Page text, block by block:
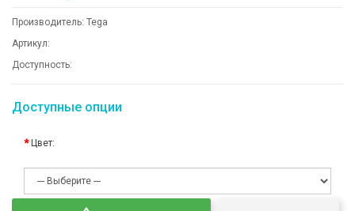
Производитель: Tega
Артикул:
Доступность:
Доступные опции
Цвет: